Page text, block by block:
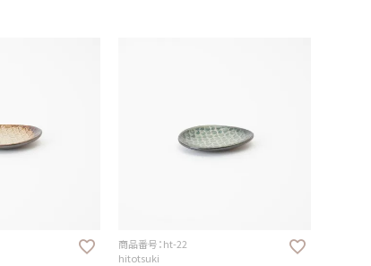
商品番号：ht-22
hitotsuki